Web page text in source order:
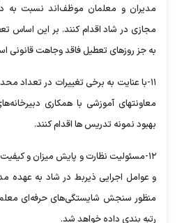
مدیران و معلمان موظف‌اند نسبت به
مجازی در شاد اقدام کنند. بر این اساس
به جز روزهای تعطیل فاقد وجاهت قانونی
۱۱-با عنایت به برخی تغییرات در تعداد
معاونتهای آموزشی با همکاری
بهبود نمونه تدریس ها اقدام کنند.
۱۲-مسئولیت نظارت و پایش میزان و
و عوامل اجرایی ذیربط در شاد به عهده
منظور سنجش شایستگی‌های حرفه‌ای
رتبه بندی داده خواهد شد.